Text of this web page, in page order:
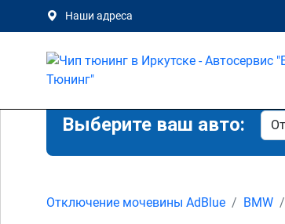
Наши адреса
Выберите ваш авто:
Отключение мочевины AdBlue BMW